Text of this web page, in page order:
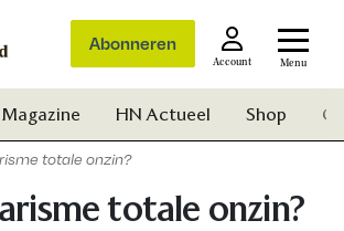
Abonneren
Account Menu
Magazine HN Actueel Shop
totale onzin?
totale onzin?